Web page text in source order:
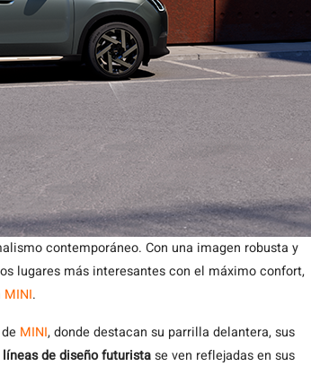
contemporáneo. Con una imagen robusta y
lugares más interesantes con el máximo confort,
MINI.
MINI, donde destacan su parrilla delantera, sus
líneas de diseño futuristase ven reflejadas en sus